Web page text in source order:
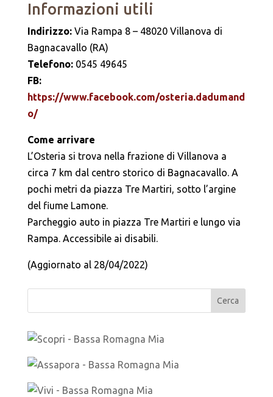
Informazioni utili
Indirizzo: Via Rampa 8 – 48020 Villanova di
Bagnacavallo (RA)
Telefono: 0545 49645
FB:
https://www.facebook.com/osteria.dadumand
o/
Come arrivare
L’Osteria si trova nella frazione di Villanova a
circa 7 km dal centro storico di Bagnacavallo. A
pochi metri da piazza Tre Martiri, sotto l’argine
del fiume Lamone.
Parcheggio auto in piazza Tre Martiri e lungo via
Rampa. Accessibile ai disabili.
(Aggiornato al 28/04/2022)